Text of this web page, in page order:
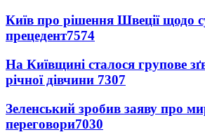
Київ про рішення Швеції щодо
прецедент7574
На Київщині сталося групове
річної дівчини 7307
Зеленський зробив заяву про
переговори7030